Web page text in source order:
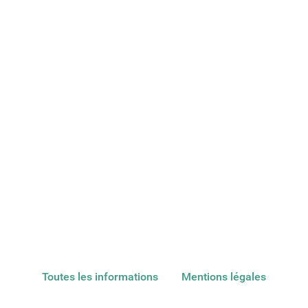
Toutes les informations Mentions légales